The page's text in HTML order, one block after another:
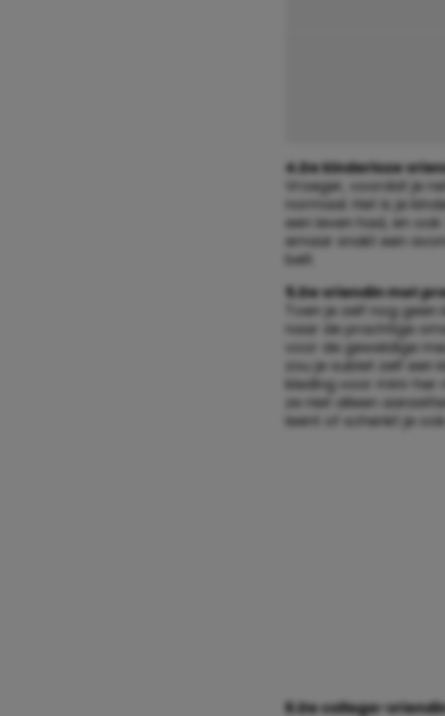
4.De kinderloze
Vroeger, voordat je
normaal. Het is je
een leven had, en
ernaar snakt een
belt.
5.De vriendin met
Toen je zelf nog
naar de prachtige
voor de geweldige
zou je subiet zelf een
kleding voor mini-her
ze niet alleen
leent of schenkt je
6.De collega-